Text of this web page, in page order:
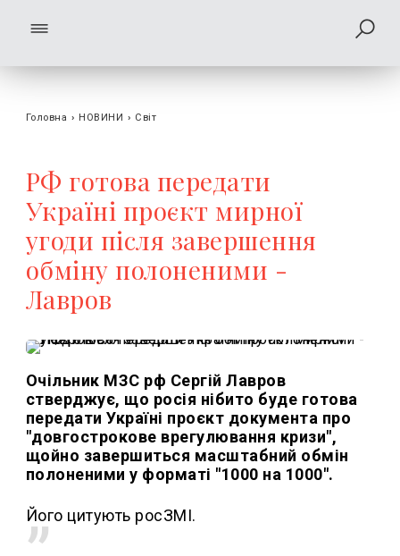
Головна › НОВИНИ › Світ
РФ готова передати
Україні проєкт мирної
угоди після завершення
обміну полоненими -
Лавров
Очільник МЗС рф Сергій Лавров
стверджує, що росія нібито буде готова
передати Україні проєкт документа про
"довгострокове врегулювання кризи",
щойно завершиться масштабний обмін
полоненими у форматі "1000 на 1000".
Його цитують росЗМІ.